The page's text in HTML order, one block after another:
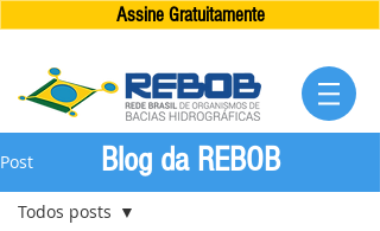
Assine Gratuitamente
Post
Todos posts
Blog da REBOB